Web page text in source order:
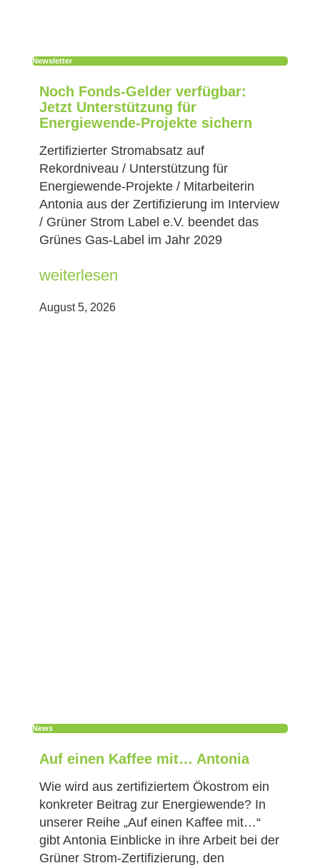
Newsletter
Noch Fonds-Gelder verfügbar:
Jetzt Unterstützung für
Energiewende-Projekte sichern
Zertifizierter Stromabsatz auf
Rekordniveau / Unterstützung für
Energiewende-Projekte / Mitarbeiterin
Antonia aus der Zertifizierung im Interview
/ Grüner Strom Label e.V. beendet das
Grünes Gas-Label im Jahr 2029
weiterlesen
August 5, 2026
News
Auf einen Kaffee mit… Antonia
Wie wird aus zertifiziertem Ökostrom ein
konkreter Beitrag zur Energiewende? In
unserer Reihe „Auf einen Kaffee mit…“
gibt Antonia Einblicke in ihre Arbeit bei der
Grüner Strom-Zertifizierung, den